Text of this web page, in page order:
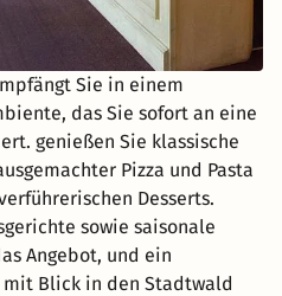
Sie in einem
das Sie sofort an eine
genießen Sie klassische
Pizza und Pasta
Desserts.
sowie saisonale
Angebot, und ein
Blick in den Stadtwald